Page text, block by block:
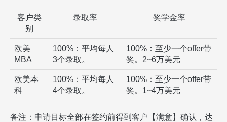
客户类
别
录取率 奖学金率
欧美
MBA
100%：平均每人
3个录取。
100%：至少一个offer带
奖。2~6万美元
欧美本
科
100%：平均每人
4个录取。
100%：至少一个offer带
奖。1~4万美元
备注：申请目标全部在签约前得到客户【满意】确认，达